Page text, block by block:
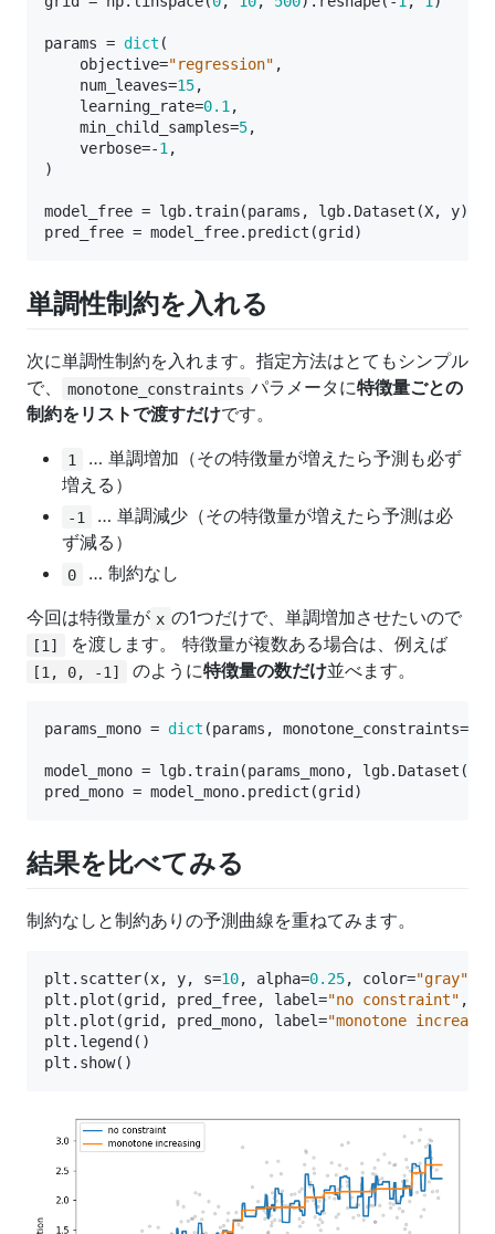
params = dict (
objective="regression" ,
num_leaves=15,
learning_rate=0.1 ,
min_child_samples=5,
verbose=-1 ,
)
model_free = lgb.train(params , lgb. Dataset (X, y),
pred_free = model_free. predict (grid )
単調性制約を入れる
次に単調性制約を入れます。指定方法はとてもシンプル
で、
monotone_constraints パラメータに特徴量ごとの
制約をリストで渡すだけです。
1
… 単調増加（その特徴量が増えたら予測も必ず
増える）
-1
… 単調減少（その特徴量が増えたら予測は必
ず減る）
0
… 制約なし
今回は特徴量が x の1つだけで、単調増加させたいので
[1] を渡します。 特徴量が複数ある場合は、例えば
[1, 0, -1] のように特徴量の数だけ並べます。
params_mono = dict (params , monotone_constraints=
model_mono = lgb.train(params_mono, lgb. Dataset (
pred_mono = model_mono. predict (grid )
結果を比べてみる
制約なしと制約ありの予測曲線を重ねてみます。
plt . scatter(x, y, s=10, alpha=0.25, color="gray"
plt . plot (grid , pred_free, label="no constraint" ,
plt . plot (grid , pred_mono, label="monotone
plt . legend ()
plt . show()